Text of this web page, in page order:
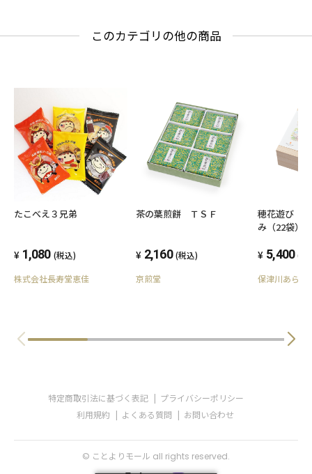
このカテゴリの他の商品
たこべえ３兄弟
1,080 (税込)
株式会社長寿堂恵佳
茶の葉煎餅 ＴＳＦ
2,160 (税込)
京煎堂
穂花遊び
み（22袋）
5,400 (税
保津川あられ
特定商取引法に基づく表記
プライバシーポリシー
利用規約
よくある質問 お問い合わせ
© ことよりモール all rights reserved.